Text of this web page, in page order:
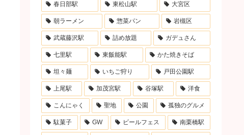
春日部駅 東松山駅 大宮区
朝ラーメン 惣菜パン 岩槻区
武蔵藤沢駅 詰め放題 ガデュさん
七里駅 東飯能駅 かた焼きそば
坦々麺 いちご狩り 戸田公園駅
上尾駅 加茂宮駅 谷塚駅 洋食
こんにゃく 聖地 公園 孤独のグルメ
駄菓子 GW ビールフェス 南栗橋駅